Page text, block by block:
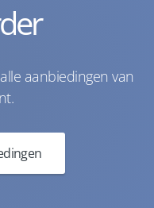
aanbiedingen van